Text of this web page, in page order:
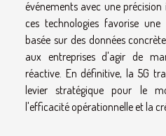
événements avec une
ces technologies favorise
basée sur des données
aux entreprises d'agir de
réactive. En définitive, la 5G
levier stratégique pour le
l'efficacité opérationnelle et la